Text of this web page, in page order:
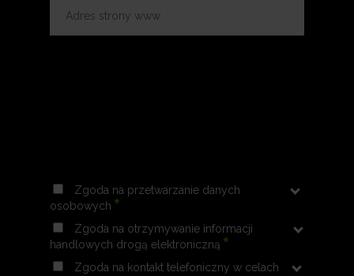
Zgoda na przetwarzanie danych
osobowych *
Zgoda na otrzymywanie informacji
handlowych drogą elektroniczną *
Zgoda na kontakt telefoniczny w celach